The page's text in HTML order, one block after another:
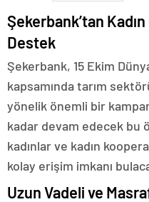
Şekerbank’tan
Destek
Şekerbank, 15 Ekim
kapsamında tarım
yönelik önemli bir
kadar devam edecek bu
kadınlar ve kadın
kolay erişim imkanı
Uzun Vadeli ve